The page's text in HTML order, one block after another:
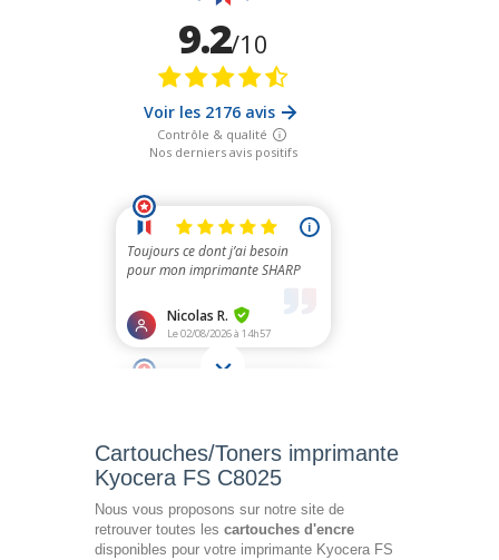
Cartouches/Toners imprimante
Kyocera FS C8025
Nous vous proposons sur notre site de
retrouver toutes les cartouches d'encre
disponibles pour votre imprimante Kyocera FS